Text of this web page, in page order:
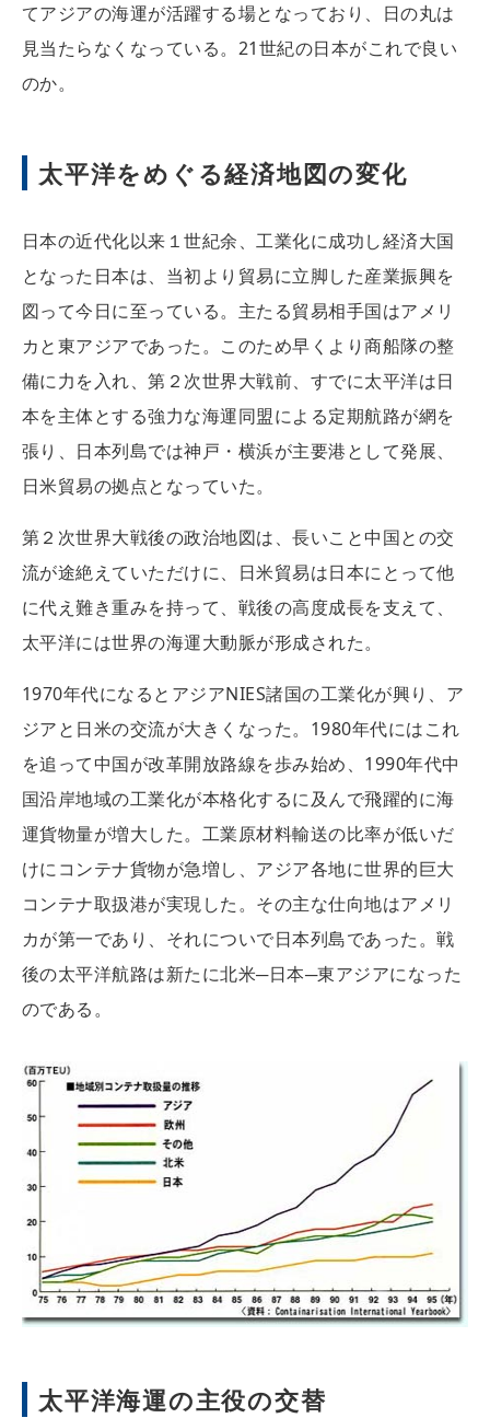
てアジアの海運が活躍する場となっており、日の丸は
見当たらなくなっている。21世紀の日本がこれで良い
のか。
太平洋をめぐる経済地図の変化
日本の近代化以来１世紀余、工業化に成功し経済大国
となった日本は、当初より貿易に立脚した産業振興を
図って今日に至っている。主たる貿易相手国はアメリ
カと東アジアであった。このため早くより商船隊の整
備に力を入れ、第２次世界大戦前、すでに太平洋は日
本を主体とする強力な海運同盟による定期航路が網を
張り、日本列島では神戸・横浜が主要港として発展、
日米貿易の拠点となっていた。
第２次世界大戦後の政治地図は、長いこと中国との交
流が途絶えていただけに、日米貿易は日本にとって他
に代え難き重みを持って、戦後の高度成長を支えて、
太平洋には世界の海運大動脈が形成された。
1970年代になるとアジアNIES諸国の工業化が興り、ア
ジアと日米の交流が大きくなった。1980年代にはこれ
を追って中国が改革開放路線を歩み始め、1990年代中
国沿岸地域の工業化が本格化するに及んで飛躍的に海
運貨物量が増大した。工業原材料輸送の比率が低いだ
けにコンテナ貨物が急増し、アジア各地に世界的巨大
コンテナ取扱港が実現した。その主な仕向地はアメリ
カが第一であり、それについで日本列島であった。戦
後の太平洋航路は新たに北米─日本─東アジアになった
のである。
太平洋海運の主役の交替